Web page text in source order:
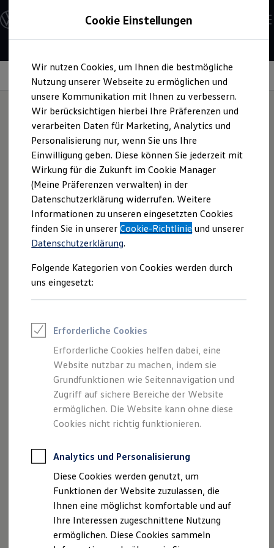
Hauptinhalt
springen
Footer
springen
Modelle & Konfigurator
Nutzfahrzeugkategorien entdecken
Modelle konfigurieren
Vorgängermodelle und Oldtimer
Vorgängermodelle
Oldtimer
Bulli Historie
Branchenlösungen & Gewerbekunden
Umbaulösungen und Hersteller finden
Auf- und Umbauten entdecken & konfigurieren
Groß- und Sonderkunden
Großkunden
Kommunen & Behörden
Journalisten
Sportvereine
Branchenlösungen
Bau & Handwerk
Gewerbliche Personenbeförderung
Service & mobile Werkstätten
Kurier, Logistik & Handel
Feuerwehr
Rettungsdienste
ONE Business ID Vorteile
Fahrzeugsuche & Marktplatz
Digitaler Marktplatz
Kauf & Finanzierung
Online-Fahrzeugbewertung
Aktionen & Angebote
E-Auto-Förderung
Für Privatkunden
Für Gewerbekunden
Profi Paket
TopDeal
Zertifizierte Gebrauchtwagen
Für Privatkunden
Für Gewerbekunden
Leasing
Für Privatkunden
Für Gewerbekunden
Versicherungen & Garantien
Garantien
Thermobox
Dometic Kühlbox
Die thermoelektrische Kühlbox von Dometic hält auch unter
den widrigsten Witterungsbedingungen die
Innentemperatur konstant. Sie ist trotzdem nicht allzu
sperrig und vor allem energiesparend und läuft mit 12V
Gleichstrom.
Nutzungsbedingungen
Datenschutzerklärungen
Cookie-Richtlinie
Lizenzhinweise Dritter
Angaben zum Digital Service Act (DSA)
EU Data Act
Produktsicherheitsinformationen
Rückrufe
Vorschriften
Cookie Einstellungen
Wir nutzen Cookies, um Ihnen die bestmögliche
Nutzung unserer Webseite zu ermöglichen und
unsere Kommunikation mit Ihnen zu verbessern.
Wir berücksichtigen hierbei Ihre Präferenzen und
verarbeiten Daten für Marketing, Analytics und
Personalisierung nur, wenn Sie uns Ihre
Einwilligung geben. Diese können Sie jederzeit mit
Wirkung für die Zukunft im Cookie Manager
(Meine Präferenzen verwalten) in der
Datenschutzerklärung widerrufen. Weitere
Informationen zu unseren eingesetzten Cookies
finden Sie in unsererCookie-Richtlinie und unserer
Datenschutzerklärung.
Folgende Kategorien von Cookies werden durch
uns eingesetzt:
Erforderliche Cookies
Erforderliche Cookies helfen dabei, eine
Website nutzbar zu machen, indem sie
Grundfunktionen wie Seitennavigation und
Zugriff auf sichere Bereiche der Website
ermöglichen. Die Website kann ohne diese
Cookies nicht richtig funktionieren.
Analytics und Personalisierung
Diese Cookies werden genutzt, um
Funktionen der Website zuzulassen, die
Ihnen eine möglichst komfortable und auf
Ihre Interessen zugeschnittene Nutzung
ermöglichen. Diese Cookies sammeln